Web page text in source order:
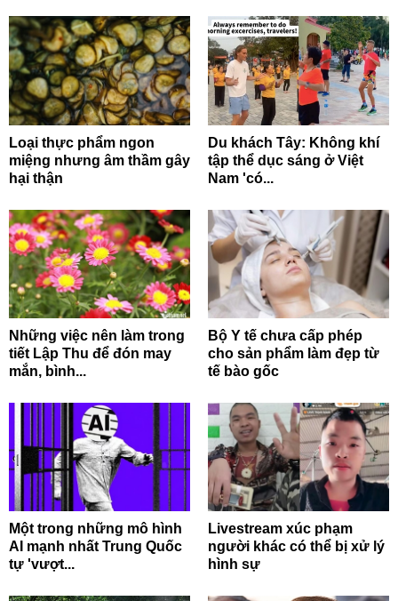
Loại thực phẩm ngon
miệng nhưng âm thầm gây
hại thận
Du khách Tây: Không khí
tập thể dục sáng ở Việt
Nam 'có...
Những việc nên làm trong
tiết Lập Thu để đón may
mắn, bình...
Bộ Y tế chưa cấp phép
cho sản phẩm làm đẹp từ
tế bào gốc
Một trong những mô hình
AI mạnh nhất Trung Quốc
tự 'vượt...
Livestream xúc phạm
người khác có thể bị xử lý
hình sự